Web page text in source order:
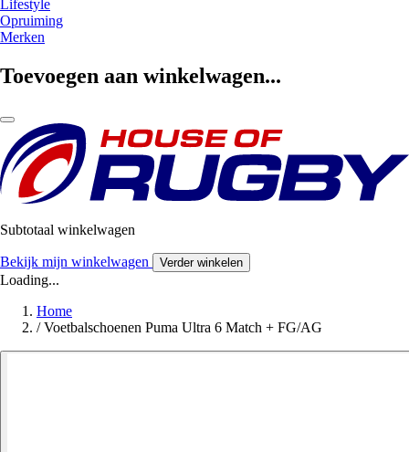
Lifestyle
Opruiming
Merken
Toevoegen aan winkelwagen...
Subtotaal winkelwagen
Bekijk mijn winkelwagen Verder winkelen
Loading...
Home
/ Voetbalschoenen Puma Ultra 6 Match + FG/AG